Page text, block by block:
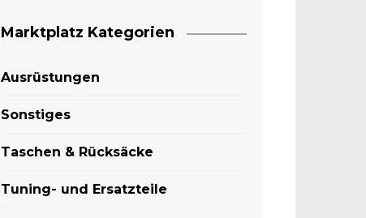
Marktplatz Kategorien
Ausrüstungen
Sonstiges
Taschen & Rücksäcke
Tuning- und Ersatzteile